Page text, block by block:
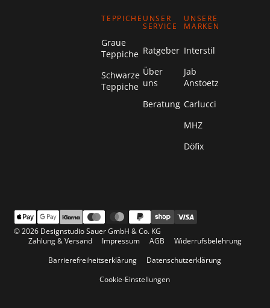
TEPPICHE
Graue
Teppiche
Schwarze
Teppiche
UNSER
SERVICE
Ratgeber
Über
uns
Beratung
UNSERE
MARKEN
Interstil
Jab
Anstoetz
Carlucci
MHZ
Döfix
© 2026 Designstudio Sauer GmbH & Co. KG
Zahlung & Versand
Impressum AGB
Widerrufsbelehrung
Barrierefreiheitserklärung
Datenschutzerklärung
Cookie-Einstellungen